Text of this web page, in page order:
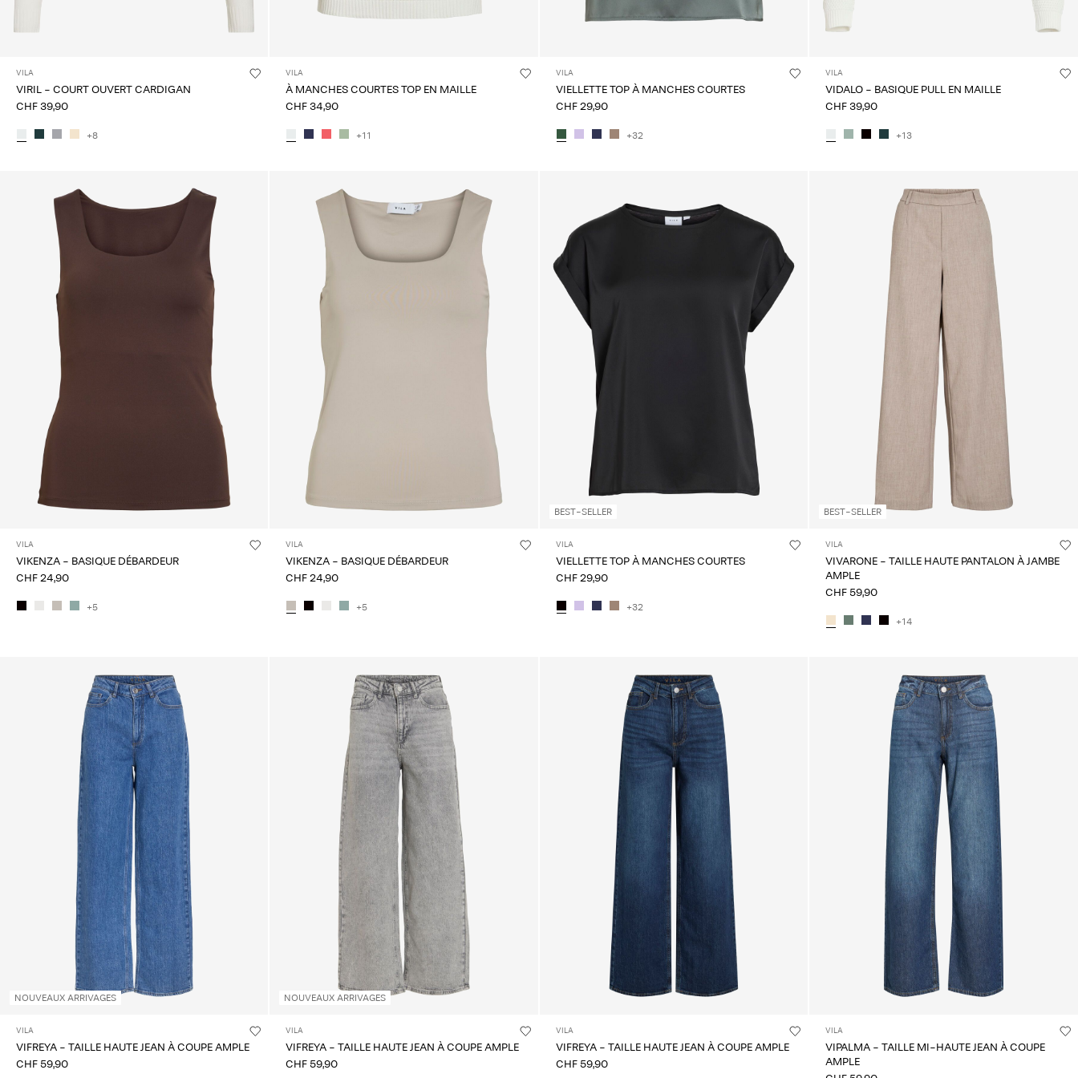
VILA
VIRIL - COURT OUVERT CARDIGAN
CHF 39,90
+8
VILA
À MANCHES COURTES TOP EN MAILLE
CHF 34,90
+11
VILA
VIELLETTE TOP À MANCHES COURTES
CHF 29,90
+32
VILA
VIDALO - BASIQUE PULL EN MAILLE
CHF 39,90
+13
VILA
VIKENZA - BASIQUE DÉBARDEUR
CHF 24,90
+5
VILA
VIKENZA - BASIQUE DÉBARDEUR
CHF 24,90
+5
BEST-SELLER
VILA
VIELLETTE TOP À MANCHES COURTES
CHF 29,90
+32
BEST-SELLER
VILA
VIVARONE - TAILLE HAUTE PANTALON À JAMBE
AMPLE
CHF 59,90
+14
NOUVEAUX ARRIVAGES
VILA
VIFREYA - TAILLE HAUTE JEAN À COUPE AMPLE
CHF 59,90
NOUVEAUX ARRIVAGES
VILA
VIFREYA - TAILLE HAUTE JEAN À COUPE AMPLE
CHF 59,90
VILA
VIFREYA - TAILLE HAUTE JEAN À COUPE AMPLE
CHF 59,90
VILA
VIPALMA - TAILLE MI-HAUTE JEAN À COUPE
AMPLE